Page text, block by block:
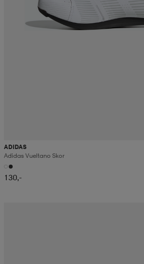
ADIDAS
Adidas Vueltano Skor
130,-